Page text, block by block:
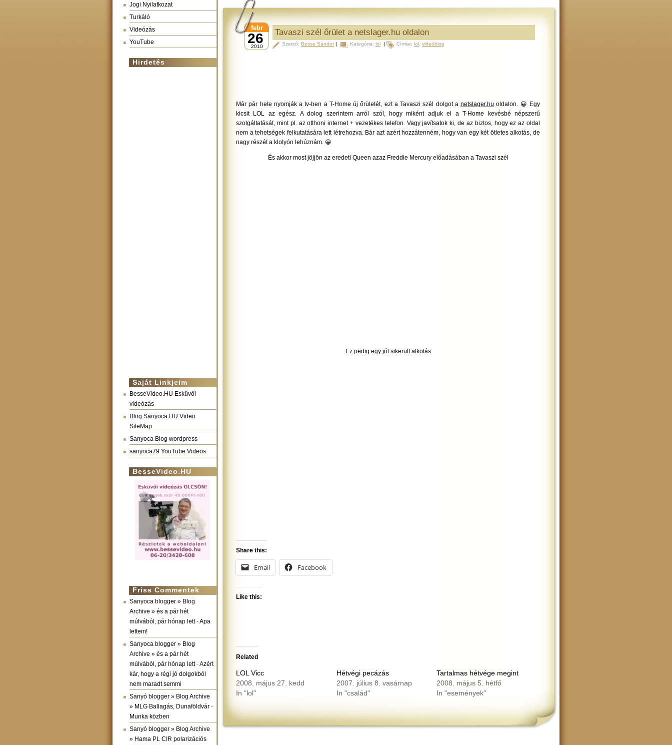
Jogi Nyilatkozat
Turkáló
Videózás
YouTube
Hirdetés
Saját Linkjeim
BesseVideo.HU Esküvői
videózás
Blog.Sanyoca.HU Video
SiteMap
Sanyoca Blog wordpress
sanyoca79 YouTube Videos
BesseVideo.HU
Friss Commentek
Sanyoca blogger » Blog
Archive » és a pár hét
múlvából, pár hónap lett-Apa
lettem!
Sanyoca blogger » Blog
Archive » és a pár hét
múlvából, pár hónap lett-Azért
kár, hogy a régi jó dolgokból
nem maradt semmi
Sanyó blogger » Blog Archive
» MLG Ballagás, Dunaföldvár -
Munka közben
Sanyó blogger » Blog Archive
» Hama PL CIR polarizációs
26
febr
2010
Tavaszi szél őrület a netslager.hu oldalon
Szerző: Besse Sándor | Kategória: lol | Címke: lol videóblog
Már pár hete nyomják a tv-ben a T-Home új őrületét, ezt a Tavaszi szél dolgot a netslager.hu oldalon. 😀 Egy
kicsit LOL az egész. A dolog szerintem arról szól, hogy miként adjuk el a T-Home kevésbé népszerű
szolgáltatását, mint pl. az otthoni internet + vezetékes telefon. Vagy javítsatok ki, de az biztos, hogy ez az oldal
nem a tehetségek felkutatására lett létrehozva. Bár azt azért hozzátenném, hogy van egy két ötletes alkotás, de
nagy részét a klotyón lehúznám. 😀
És akkor most jöjjön az eredeti Queen azaz Freddie Mercury előadásában a Tavaszi szél
Ez pedig egy jól sikerült alkotás
Share this:
Email Facebook
Like this:
Related
LOL Vicc
2008. május 27. kedd
In "lol"
Hétvégi pecázás
2007. július 8. vasárnap
In "család"
Tartalmas hétvége megint
2008. május 5. hétfő
In "események"